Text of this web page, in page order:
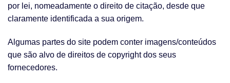
por lei, nomeadamente o direito de citação, desde que
claramente identificada a sua origem.
Algumas partes do site podem conter imagens/conteúdos
que são alvo de direitos de copyright dos seus
fornecedores.